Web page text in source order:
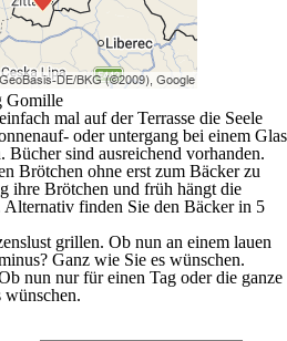
Gomille
mal auf der Terrasse die Seele
oder untergang bei einem Glas
Bücher sind ausreichend vorhanden.
Brötchen ohne erst zum Bäcker zu
ihre Brötchen und früh hängt die
finden Sie den Bäcker in 5
grillen. Ob nun an einem lauen
Ganz wie Sie es wünschen.
nun nur für einen Tag oder die ganze
wünschen.